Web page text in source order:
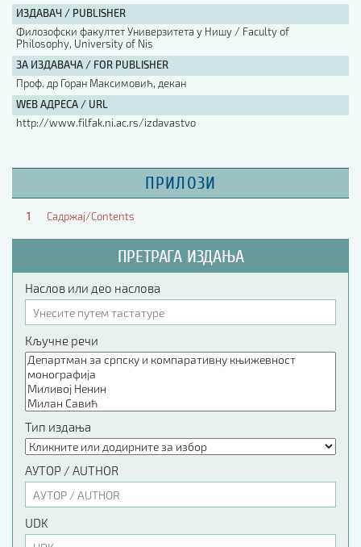
ИЗДАВАЧ / PUBLISHER
Филозофски факултет Универзитета у Нишу / Faculty of
Philosophy, University of Nis
ЗА ИЗДАВАЧА / FOR PUBLISHER
Проф. др Горан Максимовић, декан
WEB АДРЕСА / URL
http://www.filfak.ni.ac.rs/izdavastvo
ПРИЛОЗИ
1 Садржај/Contents
ПРЕТРАГА ИЗДАЊА
Наслов или део наслова
Кључне речи
Тип издања
АУТОР / AUTHOR
UDK